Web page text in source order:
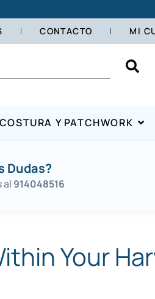
CONTACTO MI
COSTURA Y PATCHWORK
Dudas?
al 914048516
Your